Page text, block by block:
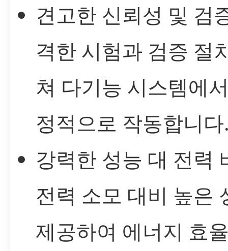
견고한 신뢰성 및 검
격한 시험과 검증 절
쳐 다기능 시스템에
정적으로 작동합니
강력한 성능 대 전력
전력 소모 대비 높은
제공하여 에너지 효